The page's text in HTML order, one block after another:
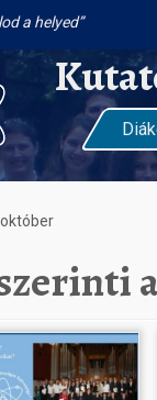
a helyed
október